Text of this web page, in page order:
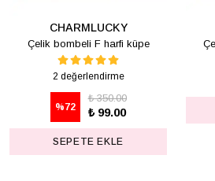
CHARMLUCKY
Çelik bombeli F harfi küpe
2 değerlendirme
%72
₺ 350.00
₺ 99.00
SEPETE EKLE